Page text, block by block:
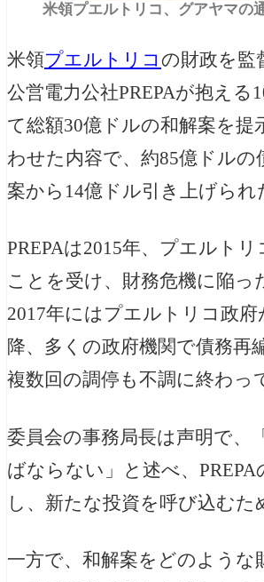
米領プエルトリコ、グアヤマの
米領プエルトリコ の財政を監
公営電力公社PREPAが抱える
て総額30億ドルの和解案を
わせた内容で、約85億ドル
案から14億ドル引き上げられ
PREPAは2015年、プエルト
ことを受け、財務危機に陥っ
2017年にはプエルトリコ政
降、多くの政府機関で債務再
複数回の調停も不調に終わっ
委員会の事務局長は声明で、
ばならない」と述べ、
し、新たな投資を呼び込むた
一方で、和解案をどのよう